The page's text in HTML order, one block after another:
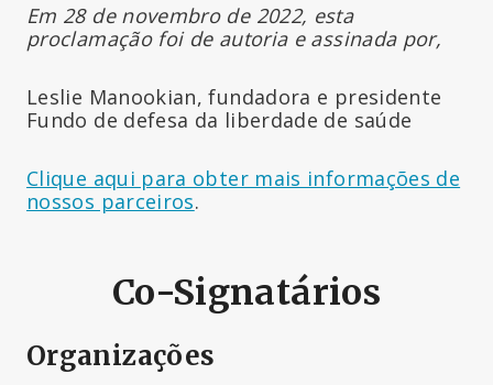
Em 28 de novembro de 2022, esta
proclamação foi de autoria e assinada por,
Leslie Manookian, fundadora e presidente
Fundo de defesa da liberdade de saúde
Clique aqui para obter mais informações de
nossos parceiros.
Co-Signatários
Organizações